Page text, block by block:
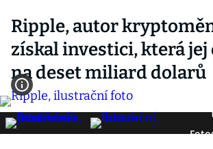
Ripple, autor
získal investici, která jej
na deset miliard dolarů